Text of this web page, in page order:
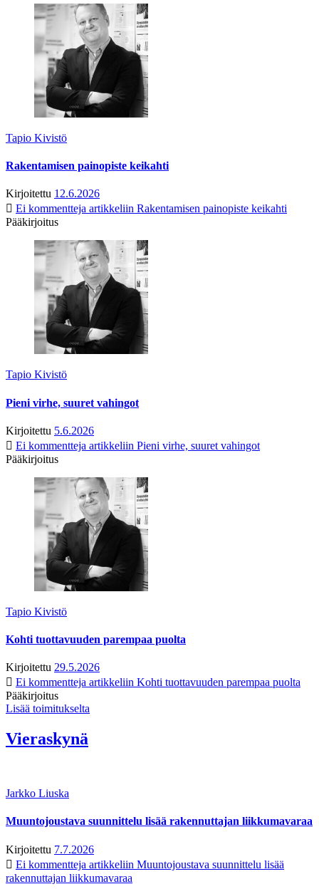
Tapio Kivistö
Rakentamisen painopiste keikahti
Kirjoitettu 12.6.2026
Ei kommentteja artikkeliin Rakentamisen painopiste keikahti
Pääkirjoitus
Tapio Kivistö
Pieni virhe, suuret vahingot
Kirjoitettu 5.6.2026
Ei kommentteja artikkeliin Pieni virhe, suuret vahingot
Pääkirjoitus
Tapio Kivistö
Kohti tuottavuuden parempaa puolta
Kirjoitettu 29.5.2026
Ei kommentteja artikkeliin Kohti tuottavuuden parempaa puolta
Pääkirjoitus
Lisää toimitukselta
Vieraskynä
Jarkko Liuska
Muuntojoustava suunnittelu lisää rakennuttajan liikkumavaraa
Kirjoitettu 7.7.2026
Ei kommentteja artikkeliin Muuntojoustava suunnittelu lisää
rakennuttajan liikkumavaraa